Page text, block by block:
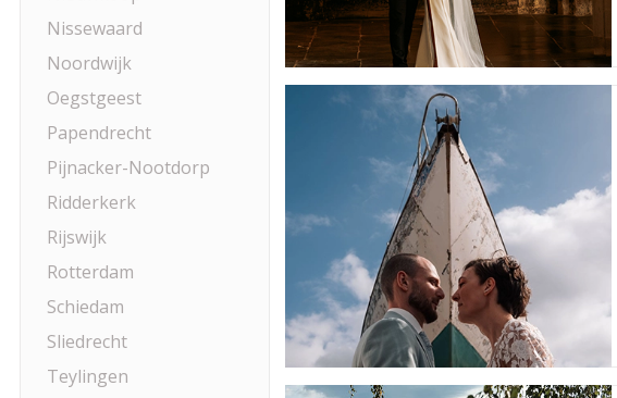
Nissewaard
Noordwijk
Oegstgeest
Papendrecht
Pijnacker-Nootdorp
Ridderkerk
Rijswijk
Rotterdam
Schiedam
Sliedrecht
Teylingen